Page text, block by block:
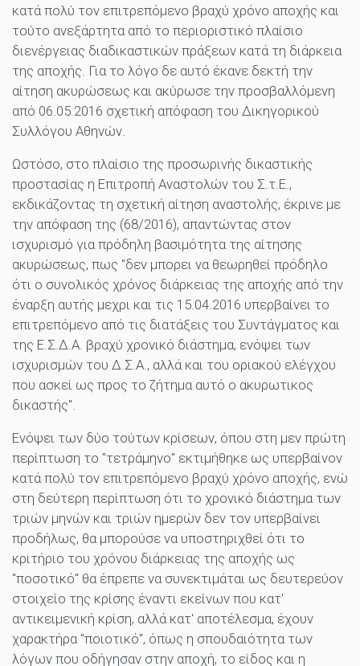
κατά πολύ τον επιτρεπόμενο βραχύ χρόνο αποχής και
τούτο ανεξάρτητα από το περιοριστικό πλαίσιο
διενέργειας διαδικαστικών πράξεων κατά τη διάρκεια
της αποχής. Για το λόγο δε αυτό έκανε δεκτή την
αίτηση ακυρώσεως και ακύρωσε την προσβαλλόμενη
από 06.05.2016 σχετική απόφαση του Δικηγορικού
Συλλόγου Αθηνών.
Ωστόσο, στο πλαίσιο της προσωρινής δικαστικής
προστασίας η Επιτροπή Αναστολών του Σ.τ.Ε.,
εκδικάζοντας τη σχετική αίτηση αναστολής, έκρινε με
την απόφαση της (68/2016), απαντώντας στον
ισχυρισμό για πρόδηλη βασιμότητα της αίτησης
ακυρώσεως, πως "δεν μπορει να θεωρηθεί πρόδηλο
ότι ο συνολικός χρόνος διάρκειας της αποχής από την
έναρξη αυτής μεχρι και τις 15.04.2016 υπερβαίνει το
επιτρεπόμενο από τις διατάξεις του Συντάγματος και
της Ε.Σ.Δ.Α. βραχύ χρονικό διάστημα, ενόψει των
ισχυρισμών του Δ.Σ.Α., αλλά και του οριακού ελέγχου
που ασκεί ως προς το ζήτημα αυτό ο ακυρωτικος
δικαστής".
Ενόψει των δύο τούτων κρίσεων, όπου στη μεν πρώτη
περίπτωση το "τετράμηνο" εκτιμήθηκε ως υπερβαίνον
κατά πολύ τον επιτρεπόμενο βραχύ χρόνο αποχής, ενώ
στη δεύτερη περίπτωση ότι το χρονικό διάστημα των
τριών μηνών και τριών ημερών δεν τον υπερβαίνει
προδήλως, θα μπορούσε να υποστηριχθεί ότι το
κριτήριο του χρόνου διάρκειας της αποχής ως
"ποσοτικό" θα έπρεπε να συνεκτιμάται ως δευτερεύον
στοιχείο της κρίσης έναντι εκείνων που κατ'
αντικειμενική κρίση, αλλά κατ' αποτέλεσμα, έχουν
χαρακτήρα "ποιοτικό", όπως η σπουδαιότητα των
λόγων που οδήγησαν στην αποχή, το είδος και η